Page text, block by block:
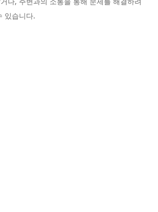
나, 주변과의 소통을 통해 문제를 해결하려
있습니다.